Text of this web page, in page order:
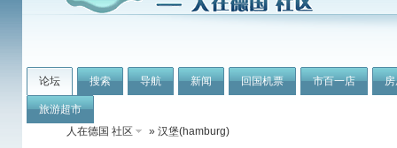
论坛 搜索 导航 新闻 回国机票 市百一店
旅游超市
人在德国 社区
» 汉堡(hamburg)